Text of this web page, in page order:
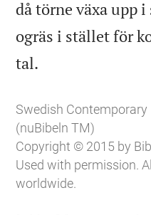
då törne växa upp
ogräs i stället för
tal.
Swedish Contemporary
(nuBibeln TM)
Copyright © 2015 by
Used with permission.
worldwide.